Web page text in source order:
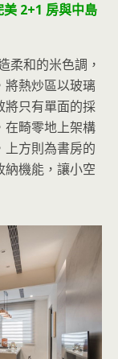
2+1 房與中島
柔和的米色調，
將熱炒區以玻璃
將只有單面的採
在畸零地上架構
上方則為書房的
納機能，讓小空